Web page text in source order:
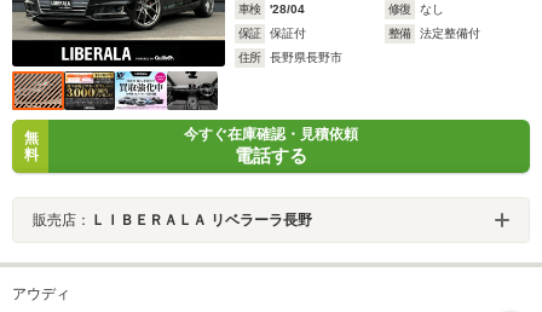
車検
'28/04 修復
なし
保証
保証付 整備
法定整備付
住所
長野県長野市
無
料
今すぐ在庫確認・見積依頼
電話する
販売店： ＬＩＢＥＲＡＬＡ リベラーラ長野
アウディ